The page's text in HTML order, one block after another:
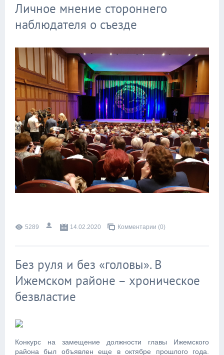
Личное мнение стороннего
наблюдателя о съезде
5289 14.02.2020 Комментарии (0)
Без руля и без «головы». В
Ижемском районе – хроническое
безвластие
Конкурс на замещение должности главы Ижемского
района был объявлен еще в октябре прошлого года.